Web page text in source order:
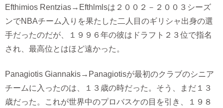
Efthimios Rentzias→Efthlmlsは２００２－２００３シーズ
ンでNBAチーム入りを果たした二人目のギリシャ出身の選
手だったのだが、１９９６年の彼はドラフト２３位で指名
され、最高位とはほど遠かった。
Panagiotis Giannakis→Panagiotisが最初のクラブのシニア
チームに入ったのは、１３歳の時だった。そう、まだ１３
歳だった。これが世界中のプロバスケの目を引き、１９８